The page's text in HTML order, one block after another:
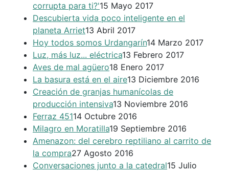
corrupta para ti?'15 Mayo 2017
Descubierta vida poco inteligente en el
planeta Arriet13 Abril 2017
Hoy todos somos Urdangarín14 Marzo 2017
Luz, más luz... eléctrica13 Febrero 2017
Aves de mal agüero18 Enero 2017
La basura está en el aire13 Diciembre 2016
Creación de granjas humanícolas de
producción intensiva13 Noviembre 2016
Ferraz 45114 Octubre 2016
Milagro en Moratilla19 Septiembre 2016
Amenazon: del cerebro reptiliano al carrito de
la compra27 Agosto 2016
Conversaciones junto a la catedral15 Julio